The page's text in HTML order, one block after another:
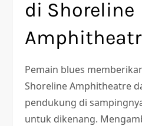
di Shoreline
Pemain blues
Shoreline Amphitheatre
pendukung di
untuk dikenang.